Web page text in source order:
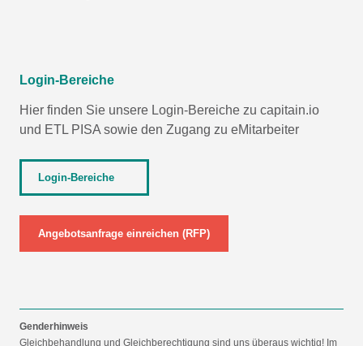
Login-Bereiche
Hier finden Sie unsere Login-Bereiche zu capitain.io
und ETL PISA sowie den Zugang zu eMitarbeiter
Login-Bereiche
Angebotsanfrage einreichen (RFP)
Genderhinweis
Gleichbehandlung und Gleichberechtigung sind uns überaus wichtig! Im